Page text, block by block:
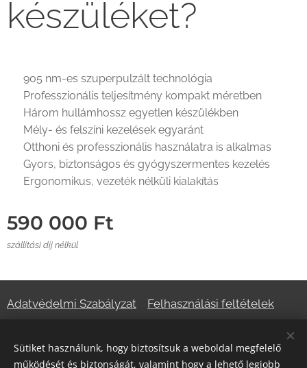
készüléket?
✔ 905 nm-es szuperpulzált technológia
✔ Professzionális teljesítmény kompakt méretben
✔ Három hullámhossz egyetlen készülékben
✔ Mély- és felszíni kezelések egyaránt
✔ Otthoni és professzionális használatra is alkalmas
✔ Gyors, biztonságos és gyógyszermentes kezelés
✔ Ergonomikus, vezeték nélküli kialakítás
590 000 Ft
szállítási díj nélkül
Adatvédelmi Szabályzat Felhasználási feltételek
Webnode
Sütiket használunk, hogy biztosítsuk a weboldal megfelelő
működését és biztonságát, valamint hogy a lehető legjobb